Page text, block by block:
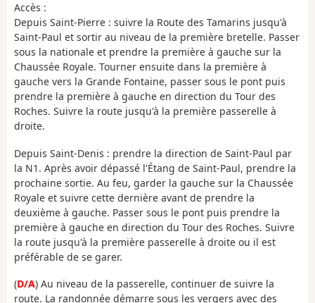
Accès :
Depuis Saint-Pierre : suivre la Route des Tamarins jusqu'à
Saint-Paul et sortir au niveau de la première bretelle. Passer
sous la nationale et prendre la première à gauche sur la
Chaussée Royale. Tourner ensuite dans la première à
gauche vers la Grande Fontaine, passer sous le pont puis
prendre la première à gauche en direction du Tour des
Roches. Suivre la route jusqu'à la première passerelle à
droite.
Depuis Saint-Denis : prendre la direction de Saint-Paul par
la N1. Après avoir dépassé l'Étang de Saint-Paul, prendre la
prochaine sortie. Au feu, garder la gauche sur la Chaussée
Royale et suivre cette dernière avant de prendre la
deuxième à gauche. Passer sous le pont puis prendre la
première à gauche en direction du Tour des Roches. Suivre
la route jusqu'à la première passerelle à droite ou il est
préférable de se garer.
(D/A) Au niveau de la passerelle, continuer de suivre la
route. La randonnée démarre sous les vergers avec des